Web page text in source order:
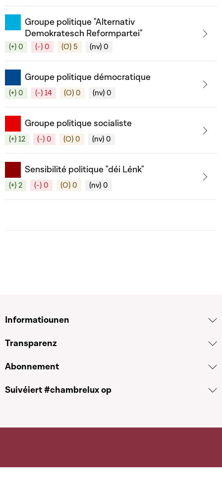
Groupe politique "Alternativ
Demokratesch Reformpartei"
(+) 0 (-) 0 (O) 5 (nv) 0
Groupe politique démocratique
(+) 0 (-) 14 (O) 0 (nv) 0
Groupe politique socialiste
(+) 12 (-) 0 (O) 0 (nv) 0
Sensibilité politique "déi Lénk"
(+) 2 (-) 0 (O) 0 (nv) 0
Informatiounen
Transparenz
Abonnement
Suivéiert #chambrelux op